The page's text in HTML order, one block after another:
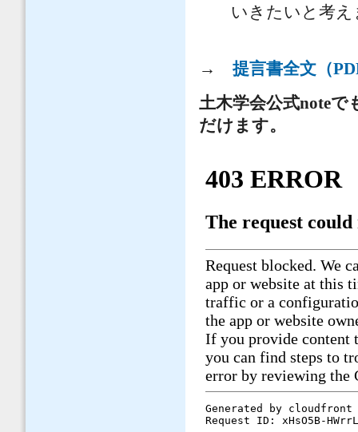
いきたいと考え
→ 提言書全文（
土木学会公式noteで
だけます。